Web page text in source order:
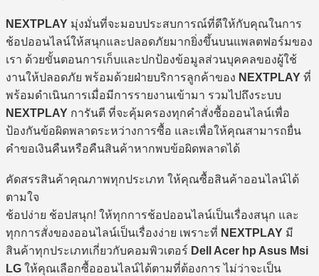
NEXTPLAY มุ่งมั่นที่จะมอบประสบการณ์ที่ดีให้กับคุณในการ
ช้อปออนไลน์ให้สนุกและปลอดภัยมากยิ่งขึ้นบนแพลตฟอร์มของ
เรา ด้วยขั้นตอนการเก็บและปกป้องข้อมูลส่วนบุคคลของผู้ใช้
งานให้ปลอดภัย พร้อมด้วยฝ่ายบริการลูกค้าของ NEXTPLAY ที่
พร้อมดำเนินการเมื่อมีการรายงานเข้ามา รวมไปถึงระบบ
NEXTPLAY การันตี ที่จะคุ้มครองทุกคำสั่งซื้อออนไลน์เพื่อ
ป้องกันข้อผิดพลาดระหว่างการซื้อ และเพื่อให้คุณสามารถยื่น
คำขอเงินคืนหรือคืนสินค้าหากพบข้อผิดพลาดได้
คัดสรรสินค้าคุณภาพทุกประเภท ให้คุณซื้อสินค้าออนไลน์ได้
ตามใจ
ช้อปง่าย ช้อปสนุก! ให้ทุกการช้อปออนไลน์เป็นเรื่องสนุก และ
ทุกการสั่งของออนไลน์เป็นเรื่องง่าย เพราะที่ NEXTPLAY มี
สินค้าทุกประเภทเกี่ยวกับคอมพิวเตอร์ Dell Acer hp Asus Msi
LG ให้คุณเลือกซื้อออนไลน์ได้ตามที่ต้องการ ไม่ว่าจะเป็น